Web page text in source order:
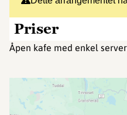
Priser
Åpen kafe med enkel